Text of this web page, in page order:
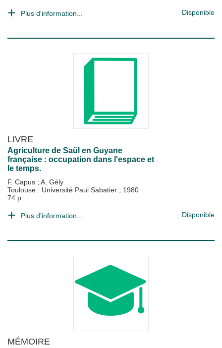
Plus d'information... Disponible
LIVRE
Agriculture de Saül en Guyane
française : occupation dans l'espace et
le temps.
F. Capus ; A. Gély
Toulouse : Université Paul Sabatier ; 1980
74 p.
Plus d'information... Disponible
MÉMOIRE